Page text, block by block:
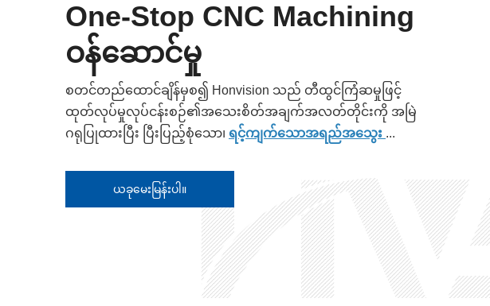
One-Stop CNC Machining
ဝန်ဆောင်မှု
စတင်တည်ထောင်ချိန်မှစ၍ Honvision သည် တီထွင်ကြံဆမှုဖြင့်
ထုတ်လုပ်မှုလုပ်ငန်းစဉ်၏အသေးစိတ်အချက်အလတ်တိုင်းကို အမြဲ
ဂရုပြုထားပြီး ပြီးပြည့်စုံသော၊ ရင့်ကျက်သောအရည်အသွေး ...
ယခုမေးမြန်းပါ။